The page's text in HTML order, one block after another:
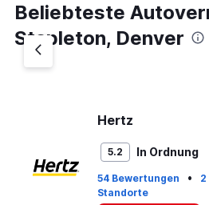
Beliebteste
Stapleton, Denver
Hertz
5.2 In Ordnung
54 Bewertungen •
2
Standorte